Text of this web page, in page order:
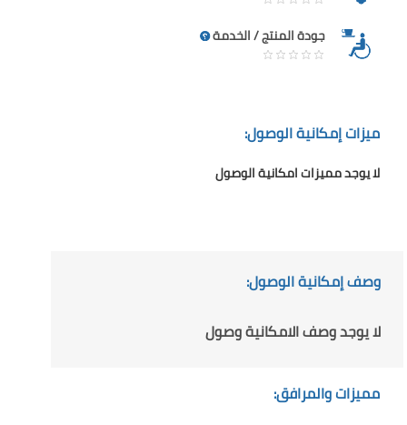
جودة المنتج / الخدمة
ميزات إمكانية الوصول:
لا يوجد مميزات امكانية الوصول
وصف إمكانية الوصول:
لا يوجد وصف الامكانية وصول
مميزات والمرافق: